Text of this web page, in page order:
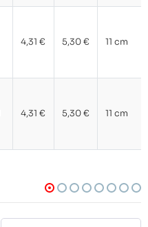
4,31 € 5,30 € 11 cm
4,31 € 5,30 € 11 cm